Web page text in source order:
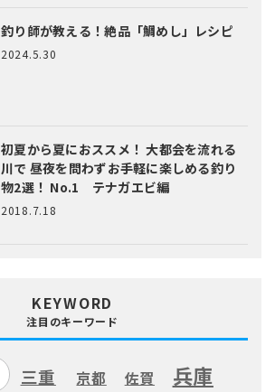
釣り師が教える！絶品「鯛めし」レシピ
2024.5.30
初夏から夏におススメ！ 大都会を流れる
川で 昼夜を問わずお手軽に楽しめる釣り
物2選！ No.1 テナガエビ編
2018.7.18
KEYWORD
注目のキーワード
三重 京都 佐賀 兵庫